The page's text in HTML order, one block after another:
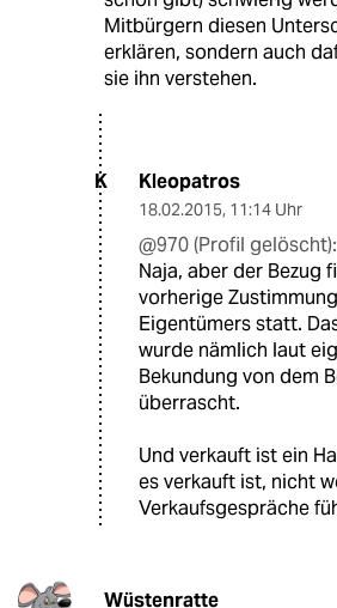
Mitbürgern diesen
erklären, sondern auch
sie ihn verstehen.
K Kleopatros
18.02.2015, 11:14 Uhr
@970 (Profil gelöscht):
Naja, aber der Bezug
vorherige
Eigentümers statt.
wurde nämlich laut
Bekundung von dem
überrascht.
Und verkauft ist ein
es verkauft ist, nicht
Verkaufsgespräche
Wüstenratte